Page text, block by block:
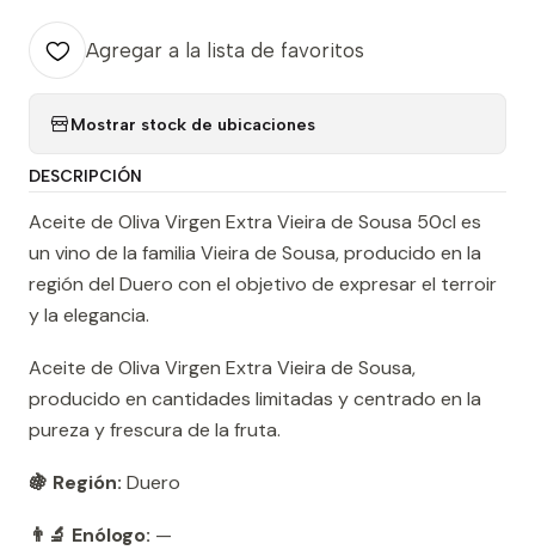
Agregar a la lista de favoritos
Mostrar stock de ubicaciones
DESCRIPCIÓN
Aceite de Oliva Virgen Extra Vieira de Sousa 50cl es
un vino de la familia Vieira de Sousa, producido en la
región del Duero con el objetivo de expresar el terroir
y la elegancia.
Aceite de Oliva Virgen Extra Vieira de Sousa,
producido en cantidades limitadas y centrado en la
pureza y frescura de la fruta.
🍇 Región: Duero
👨‍🔬 Enólogo: —